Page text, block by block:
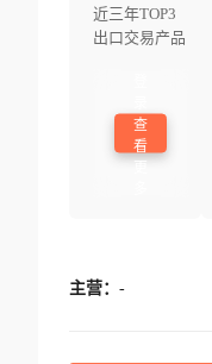
近三年TOP3
出口交易产品
查
看
主营： -